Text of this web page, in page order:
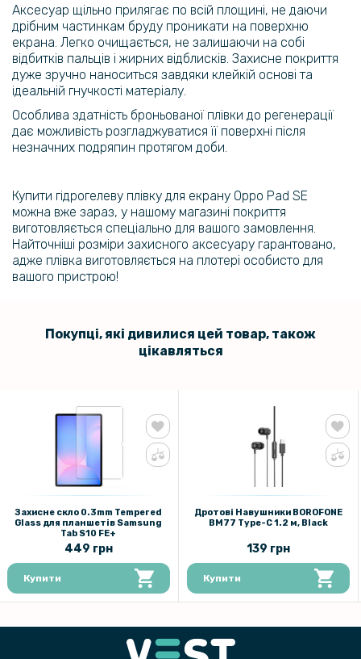
OnePlus Pad Lite 2025
251 грн
279 грн
Прозорий силіконовий чохол TPU для Oppo Pad SE 2025 / OnePlus
Pad Lite 2025​
Аксесуар щільно прилягає по всій площині, не даючи
дрібним частинкам бруду проникати на поверхню
екрана. Легко очищається, не залишаючи на собі
відбитків пальців і жирних відблисків. Захисне покриття
дуже зручно наноситься завдяки клейкій основі та
ідеальній гнучкості матеріалу.
Особлива здатність броньованої плівки до регенерації
дає можливість розгладжуватися її поверхні після
незначних подряпин протягом доби.
Купити гідрогелеву плівку для екрану Oppo Pad SE
можна вже зараз, у нашому магазині покриття
виготовляється спеціально для вашого замовлення.
Найточніші розміри захисного аксесуару гарантовано,
адже плівка виготовляється на плотері особисто для
вашого пристрою!
Покупці, які дивилися цей товар, також
цікавляться
Захисне скло 0.3mm Tempered
Glass для планшетів Samsung
Tab S10 FE+
449 грн
Купити
Дротові Навушники BOROFONE
BM77 Type-C 1.2 м, Black
139 грн
Купити